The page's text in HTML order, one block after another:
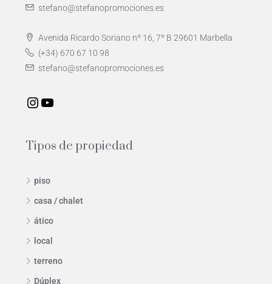
stefano@stefanopromociones.es
Avenida Ricardo Soriano nº 16, 7º B 29601 Marbella
(+34) 670 67 10 98
stefano@stefanopromociones.es
Tipos de propiedad
piso
casa / chalet
ático
local
terreno
Dúplex